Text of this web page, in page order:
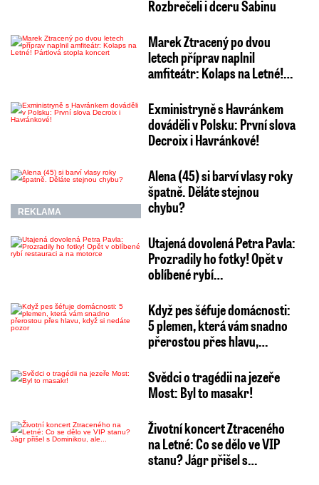
Rozbrečeli i dceru Sabinu
Marek Ztracený po dvou
letech příprav naplnil
amfiteátr: Kolaps na Letné!…
Exministryně s Havránkem
dováděli v Polsku: První slova
Decroix i Havránkové!
REKLAMA
Alena (45) si barví vlasy roky
špatně. Děláte stejnou
chybu?
Utajená dovolená Petra Pavla:
Prozradily ho fotky! Opět v
oblíbené rybí…
Když pes šéfuje domácnosti:
5 plemen, která vám snadno
přerostou přes hlavu,…
Svědci o tragédii na jezeře
Most: Byl to masakr!
Životní koncert Ztraceného
na Letné: Co se dělo ve VIP
stanu? Jágr přišel s…